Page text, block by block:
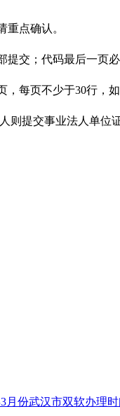
点确认。
交；代码最后一页
每页不少于30行，
提交事业法人单
月份武汉市双软办理